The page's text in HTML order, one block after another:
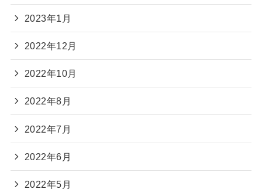
2023年1月
2022年12月
2022年10月
2022年8月
2022年7月
2022年6月
2022年5月